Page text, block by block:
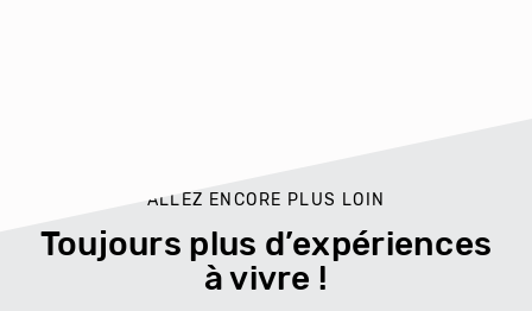
ALLEZ ENCORE PLUS LOIN
Toujours plus d’expériences
à vivre !